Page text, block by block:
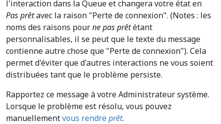
l'interaction dans la Queue et changera votre état en
Pas prêtavec la raison "Perte de connexion". (Notes : les
noms des raisons pourne pas prêtétant
personnalisables, il se peut que le texte du message
contienne autre chose que "Perte de connexion"). Cela
permet d'éviter que d'autres interactions ne vous soient
distribuées tant que le problème persiste.
Rapportez ce message à votre Administrateur système.
Lorsque le problème est résolu, vous pouvez
manuellementvous rendreprêt.